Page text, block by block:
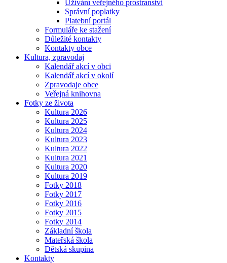
Užívání veřejného prostranství
Správní poplatky
Platební portál
Formuláře ke stažení
Důležité kontakty
Kontakty obce
Kultura, zpravodaj
Kalendář akcí v obci
Kalendář akcí v okolí
Zpravodaje obce
Veřejná knihovna
Fotky ze života
Kultura 2026
Kultura 2025
Kultura 2024
Kultura 2023
Kultura 2022
Kultura 2021
Kultura 2020
Kultura 2019
Fotky 2018
Fotky 2017
Fotky 2016
Fotky 2015
Fotky 2014
Základní škola
Mateřská škola
Dětská skupina
Kontakty